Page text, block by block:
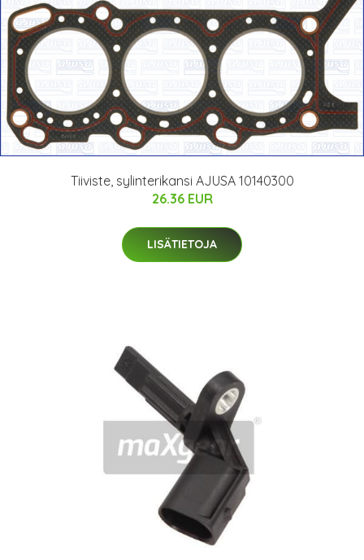
Tiiviste, sylinterikansi AJUSA 10140300
26.36 EUR
LISÄTIETOJA